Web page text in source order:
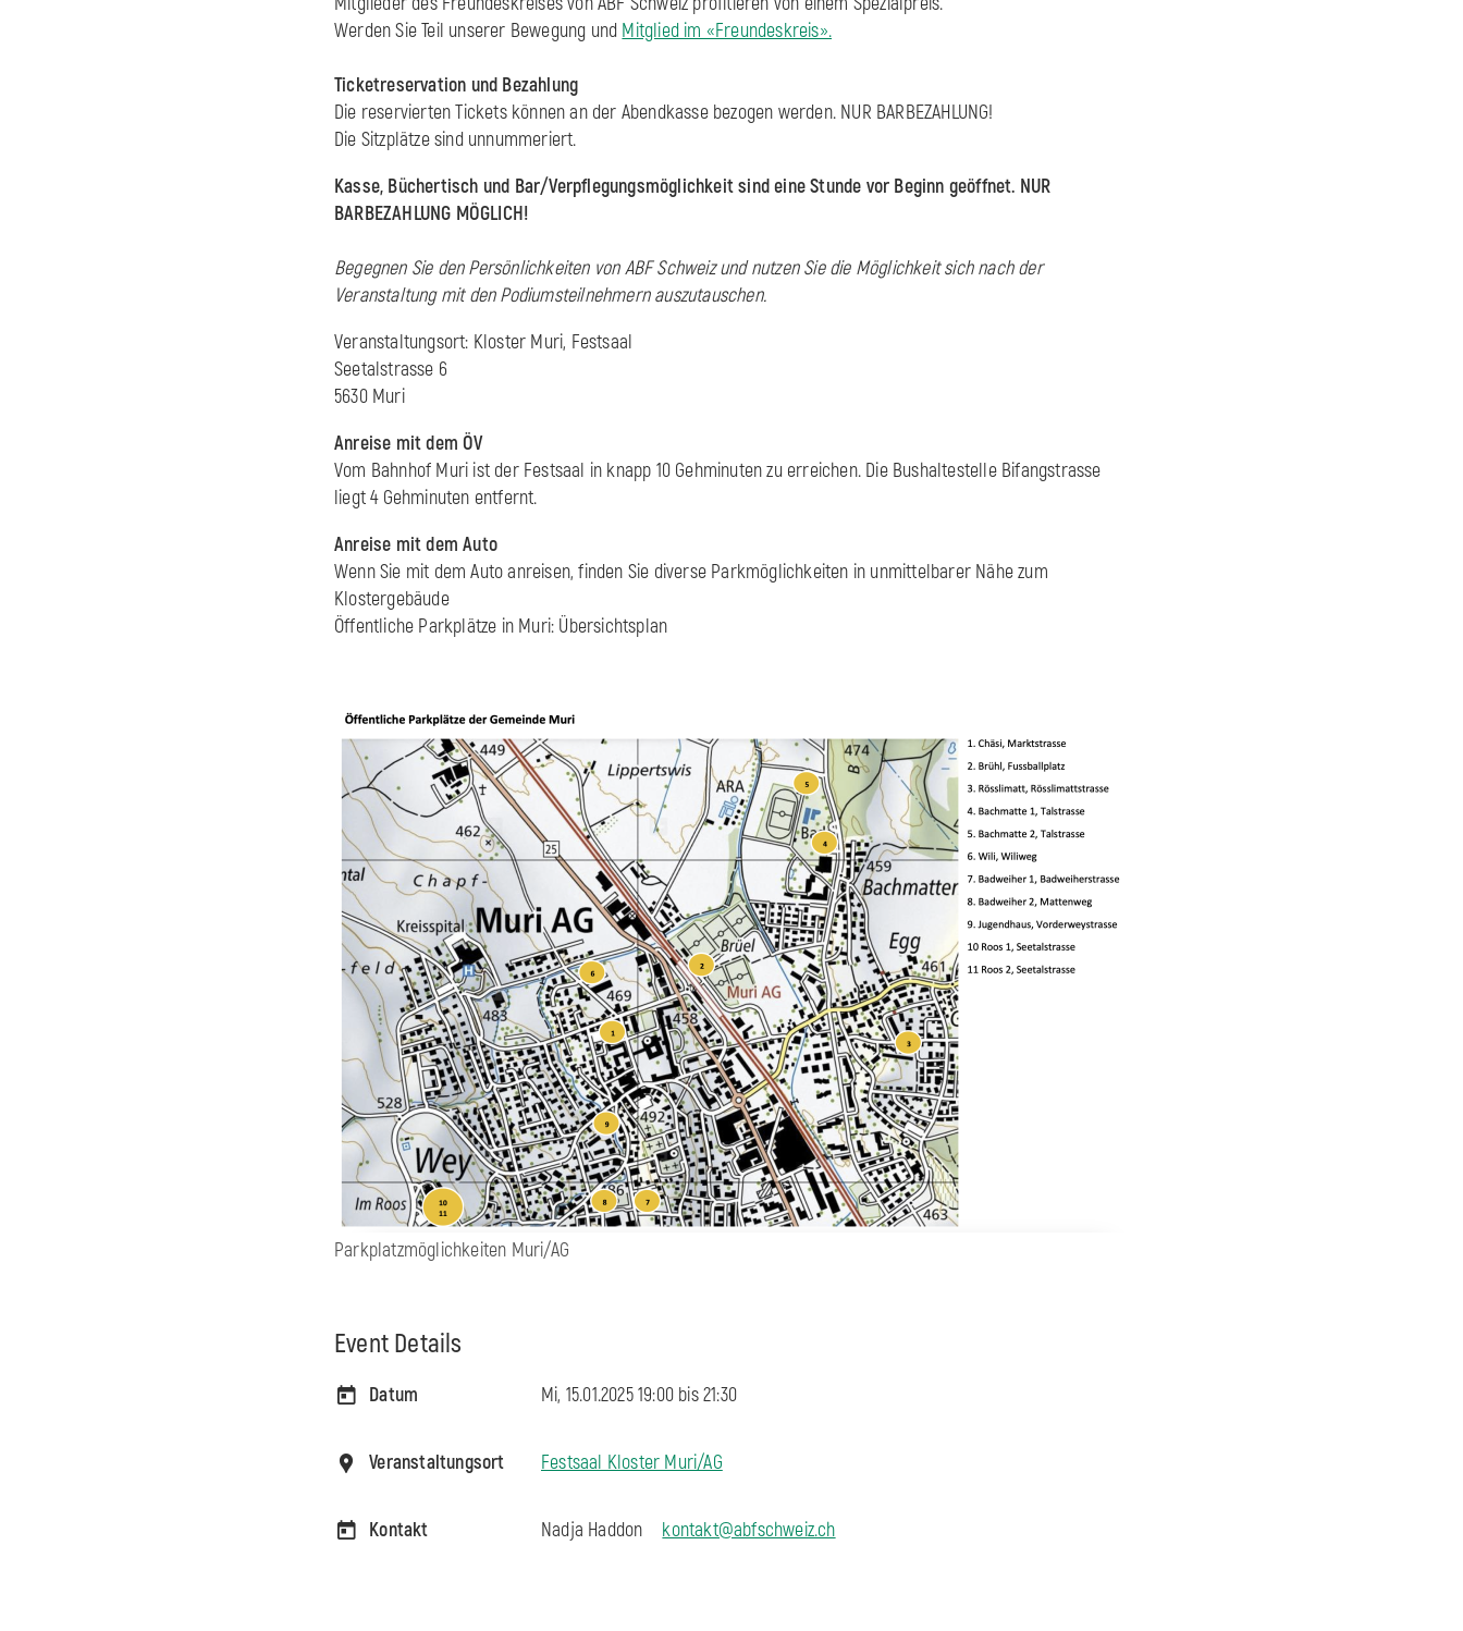
Werden Sie Teil unserer Bewegung und Mitglied im «Freundeskreis».
Ticketreservation und Bezahlung
Die reservierten Tickets können an der Abendkasse bezogen werden. NUR BARBEZAHLUNG!
Die Sitzplätze sind unnummeriert.
Kasse, Büchertisch und Bar/Verpflegungsmöglichkeit sind eine Stunde vor Beginn geöffnet. NUR
BARBEZAHLUNG MÖGLICH!
Begegnen Sie den Persönlichkeiten von ABF Schweiz und nutzen Sie die Möglichkeit sich nach der
Veranstaltung mit den Podiumsteilnehmern auszutauschen.
Veranstaltungsort: Kloster Muri, Festsaal
Seetalstrasse 6
5630 Muri
Anreise mit dem ÖV
Vom Bahnhof Muri ist der Festsaal in knapp 10 Gehminuten zu erreichen. Die Bushaltestelle Bifangstrasse
liegt 4 Gehminuten entfernt.
Anreise mit dem Auto
Wenn Sie mit dem Auto anreisen, finden Sie diverse Parkmöglichkeiten in unmittelbarer Nähe zum
Klostergebäude
Öffentliche Parkplätze in Muri: Übersichtsplan
Parkplatzmöglichkeiten Muri/AG
Event Details
Datum Mi, 15.01.2025 19:00 bis21:30
Veranstaltungsort Festsaal Kloster Muri/AG
Kontakt Nadja Haddon kontakt@abfschweiz.ch